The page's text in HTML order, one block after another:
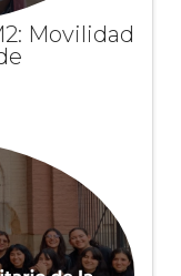
Movilidad